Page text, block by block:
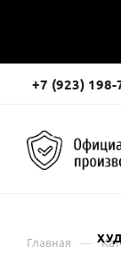
+7 (923) 198-
Главная —